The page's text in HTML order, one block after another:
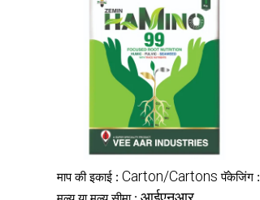
माप की इकाई : Carton/Cartons पॅकेजिंग :